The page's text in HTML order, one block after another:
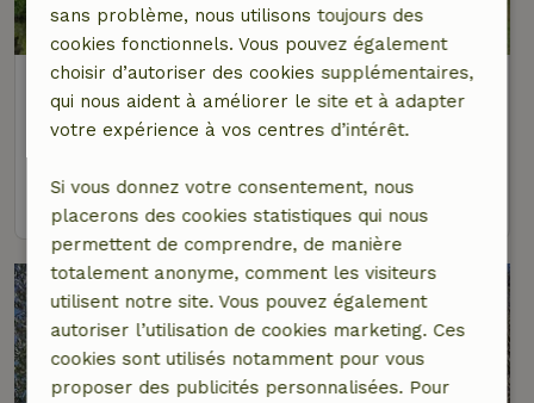
Maison nature à Carro
Ligurie, Italie
sans problème, nous utilisons toujours des
cookies fonctionnels. Vous pouvez également
choisir d’autoriser des cookies supplémentaires,
qui nous aident à améliorer le site et à adapter
votre expérience à vos centres d’intérêt.
Si vous donnez votre consentement, nous
placerons des cookies statistiques qui nous
permettent de comprendre, de manière
totalement anonyme, comment les visiteurs
utilisent notre site. Vous pouvez également
autoriser l’utilisation de cookies marketing. Ces
cookies sont utilisés notamment pour vous
proposer des publicités personnalisées. Pour